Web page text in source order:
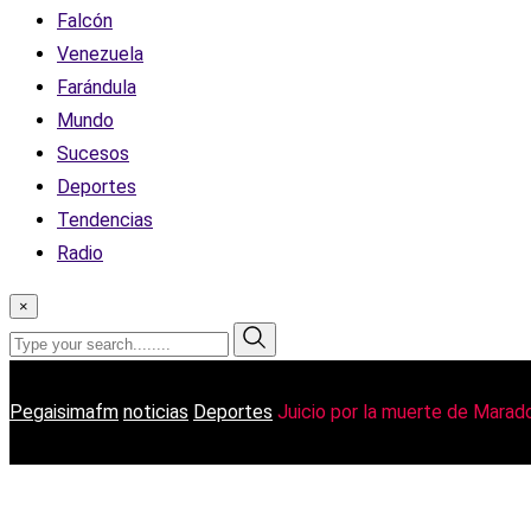
Falcón
Venezuela
Farándula
Mundo
Sucesos
Deportes
Tendencias
Radio
×
Pegaisimafm noticias Deportes Juicio por la muerte de